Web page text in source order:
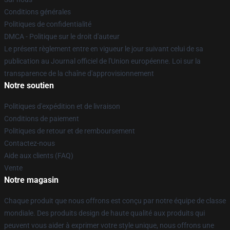
Conditions générales
Politiques de confidentialité
DMCA - Politique sur le droit d'auteur
Le présent règlement entre en vigueur le jour suivant celui de sa
publication au Journal officiel de l'Union européenne. Loi sur la
transparence de la chaîne d'approvisionnement
Notre soutien
Politiques d'expédition et de livraison
Conditions de paiement
Politiques de retour et de remboursement
Contactez-nous
Aide aux clients (FAQ)
Vente
Notre magasin
Chaque produit que nous offrons est conçu par notre équipe de classe
mondiale. Des produits design de haute qualité aux produits qui
peuvent vous aider à exprimer votre style unique, nous offrons une